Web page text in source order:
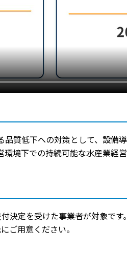
質低下への対策として、設備
境下での持続可能な水産業
決定を受けた事業者が対象です。
ご用意ください。